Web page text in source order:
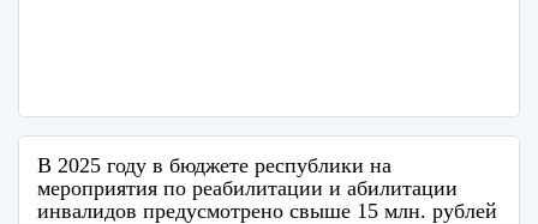
В 2025 году в бюджете республики на
мероприятия по реабилитации и абилитации
инвалидов предусмотрено свыше 15 млн. рублей